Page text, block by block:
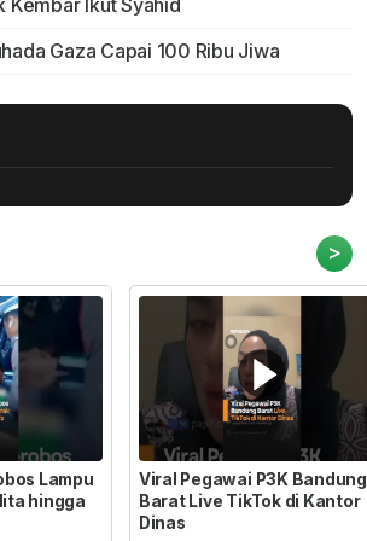
Kembar Ikut Syahid
Gaza Capai 100 Ribu Jiwa
>
Lampu
hingga
Viral Pegawai P3K Bandung
Barat Live TikTok di Kantor
Dinas